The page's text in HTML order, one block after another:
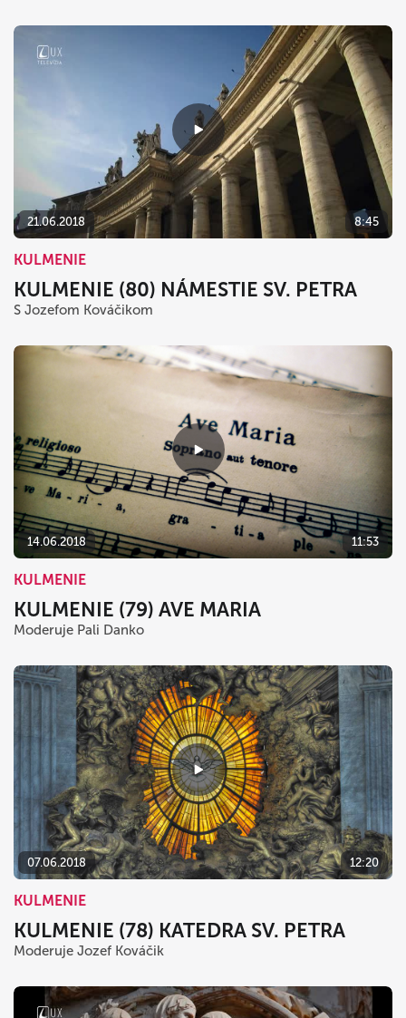
21.06.2018 8:45
KULMENIE
KULMENIE (80) NÁMESTIE SV. PETRA
S Jozefom Kováčikom
14.06.2018 11:53
KULMENIE
KULMENIE (79) AVE MARIA
Moderuje Pali Danko
07.06.2018 12:20
KULMENIE
KULMENIE (78) KATEDRA SV. PETRA
Moderuje Jozef Kováčik